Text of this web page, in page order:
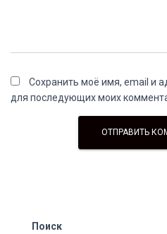
Сохранить моё имя, email и
для последующих моих
Поиск